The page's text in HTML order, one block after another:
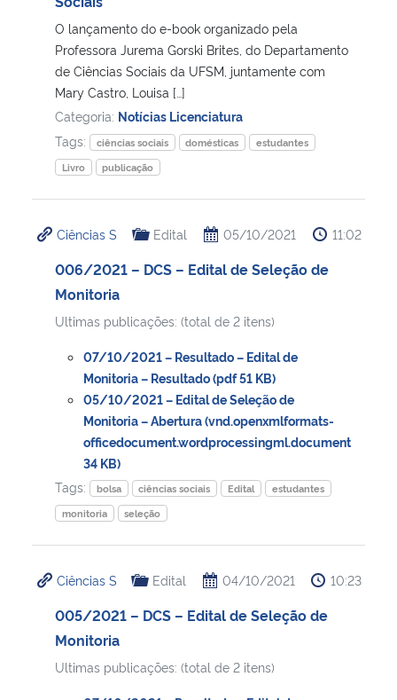
O lançamento do e-book organizado pela
Professora Jurema Gorski Brites, do Departamento
de Ciências Sociais da UFSM, juntamente com
Mary Castro, Louisa […]
Categoria: Notícias Licenciatura
Tags:
ciências sociais domésticas
estudantes
Livro
publicação
Ciências S Edital 05/10/2021 11:02
006/2021 – DCS – Edital de Seleção de
Monitoria
Ultimas publicações: (total de 2 itens)
07/10/2021 – Resultado – Edital de
Monitoria – Resultado (pdf 51 KB)
05/10/2021 – Edital de Seleção de
Monitoria – Abertura (vnd.openxmlformats-
officedocument.wordprocessingml.document
34 KB)
Tags:
bolsa ciências sociais Edital
estudantes
monitoria
seleção
Ciências S Edital 04/10/2021 10:23
005/2021 – DCS – Edital de Seleção de
Monitoria
Ultimas publicações: (total de 2 itens)